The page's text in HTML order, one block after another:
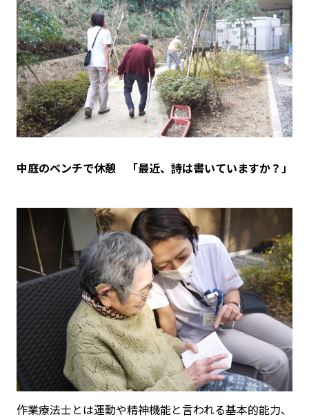
中庭のベンチで休憩 「最近、詩は書いていますか？」
作業療法士とは運動や精神機能と言われる基本的能力、